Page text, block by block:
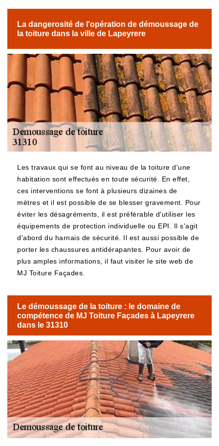
La dangerosité de l'opération de démoussage de
la toiture dans la ville de Lapeyrere
Les travaux qui se font au niveau de la toiture d'une
habitation sont effectués en toute sécurité. En effet,
ces interventions se font à plusieurs dizaines de
mètres et il est possible de se blesser gravement. Pour
éviter les désagréments, il est préférable d'utiliser les
équipements de protection individuelle ou EPI. Il s'agit
d'abord du harnais de sécurité. Il est aussi possible de
porter les chaussures antidérapantes. Pour avoir de
plus amples informations, il faut visiter le site web de
MJ Toiture Façades.
Le démoussage de la toiture : le domaine de
compétence de MJ Toiture Façades à Lapeyrere
dans le 31310